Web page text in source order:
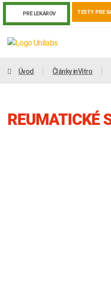
PRE LEKÁROV TESTY PRE
Úvod Články inVitro
REUMATICKÉ